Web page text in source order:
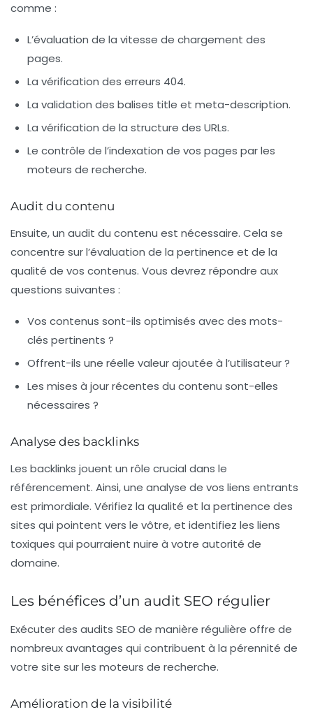
comme :
L’évaluation de la vitesse de chargement des
pages.
La vérification des erreurs 404.
La validation des balises title et meta-description.
La vérification de la structure des URLs.
Le contrôle de l’indexation de vos pages par les
moteurs de recherche.
Audit du contenu
Ensuite, un audit du contenu est nécessaire. Cela se
concentre sur l’évaluation de la pertinence et de la
qualité de vos contenus. Vous devrez répondre aux
questions suivantes :
Vos contenus sont-ils optimisés avec des mots-
clés pertinents ?
Offrent-ils une réelle valeur ajoutée à l’utilisateur ?
Les mises à jour récentes du contenu sont-elles
nécessaires ?
Analyse des backlinks
Les backlinks jouent un rôle crucial dans le
référencement. Ainsi, une analyse de vos liens entrants
est primordiale. Vérifiez la qualité et la pertinence des
sites qui pointent vers le vôtre, et identifiez les liens
toxiques qui pourraient nuire à votre autorité de
domaine.
Les bénéfices d’un audit SEO régulier
Exécuter des audits SEO de manière régulière offre de
nombreux avantages qui contribuent à la pérennité de
votre site sur les moteurs de recherche.
Amélioration de la visibilité